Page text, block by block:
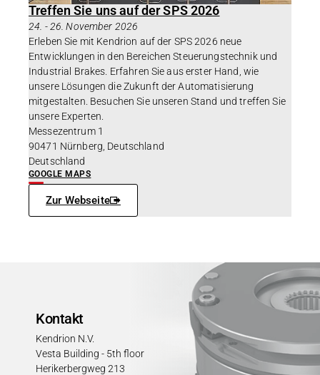
Treffen Sie uns auf der SPS 2026
24. - 26. November 2026
Erleben Sie mit Kendrion auf der SPS 2026 neue
Entwicklungen in den Bereichen Steuerungstechnik und
Industrial Brakes. Erfahren Sie aus erster Hand, wie
unsere Lösungen die Zukunft der Automatisierung
mitgestalten. Besuchen Sie unseren Stand und treffen Sie
unsere Experten.
Messezentrum 1
90471 Nürnberg, Deutschland
Deutschland
GOOGLE MAPS
Zur Webseite
Kontakt
Kendrion N.V.
Vesta Building - 5th floor
Herikerbergweg 213